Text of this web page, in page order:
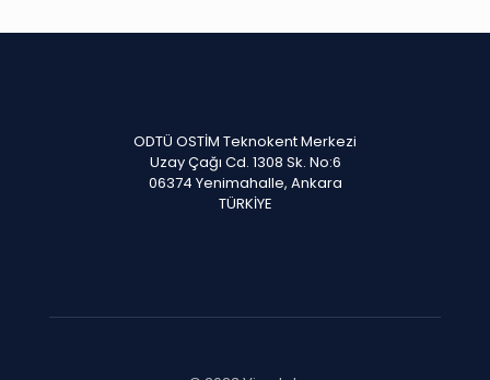
ODTÜ OSTİM Teknokent Merkezi
Uzay Çağı Cd. 1308 Sk. No:6
06374 Yenimahalle, Ankara
TÜRKİYE